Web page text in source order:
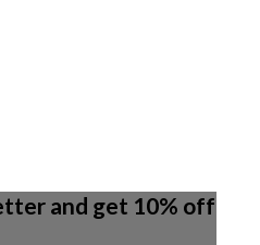
and get 10% off